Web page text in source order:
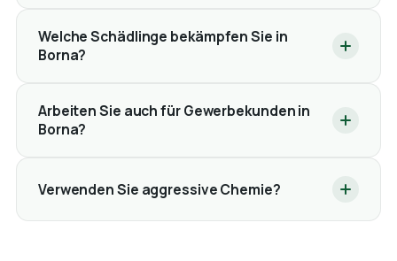
Welche Schädlinge bekämpfen Sie in
Borna?
Arbeiten Sie auch für Gewerbekunden in
Borna?
Verwenden Sie aggressive Chemie?